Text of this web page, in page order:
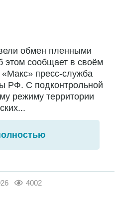
обмен пленными
сообщает в своём
пресс-служба
РФ. С подконтрольной
режиму территории
4002